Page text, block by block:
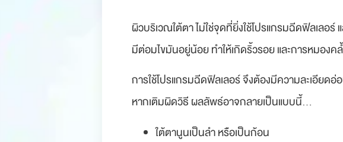
ผิวบริเวณใต้ตา ไม่ใช่จุดที่ยิ่งใช้โปรแกรมฉีดฟิลเลอ
มีต่อมไขมันอยู่น้อย ทำให้เกิดริ้วรอย และการหมองค
การใช้โปรแกรมฉีดฟิลเลอร์ จึงต้องมีความละเอียดอ่
หากเติมผิดวิธี ผลลัพธ์อาจกลายเป็นแบบนี้…
ใต้ตานูนเป็นลำ หรือเป็นก้อน